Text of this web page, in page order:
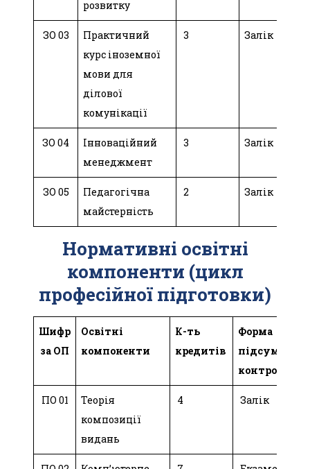
розвитку
ЗО 03
Практичний
курс іноземної
мови для
ділової
комунікації
3 Залік
ЗО 04
Інноваційний
менеджмент
3 Залік
ЗО 05
Педагогічна
майстерність
2 Залік
Нормативні освітні
компоненти (цикл
професійної підготовки)
Шифр
за ОП
Освітні
компоненти
К-ть
кредитів
Форма
підсум.
контролю
ПО 01
Теорія
композиції
видань
4 Залік